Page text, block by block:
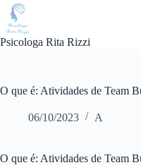
Pular
para
conteúdo
Psicologa Rita Rizzi
O que é: Atividades de Team
06/10/2023 A
O que é: Atividades de Team